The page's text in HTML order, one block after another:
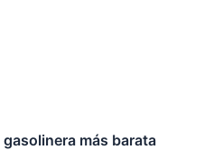
más barata